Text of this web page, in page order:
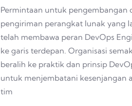
Permintaan untuk pengembangan
pengiriman perangkat lunak yang
telah membawa peran DevOps
ke garis terdepan. Organisasi
beralih ke praktik dan prinsip
untuk menjembatani kesenjangan
tim